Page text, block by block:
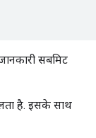
सबमिट
है. इसके साथ